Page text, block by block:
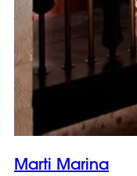
Marti Marina